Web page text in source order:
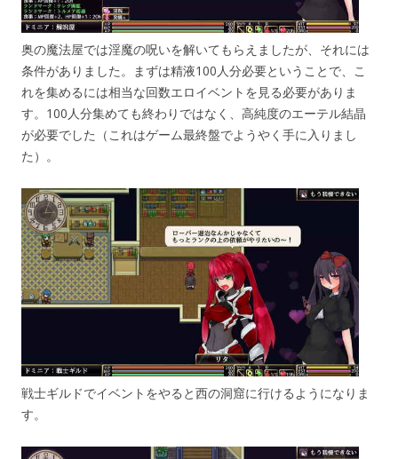
奥の魔法屋では淫魔の呪いを解いてもらえましたが、それには
条件がありました。まずは精液100人分必要ということで、こ
れを集めるには相当な回数エロイベントを見る必要がありま
す。100人分集めても終わりではなく、高純度のエーテル結晶
が必要でした（これはゲーム最終盤でようやく手に入りまし
た）。
戦士ギルドでイベントをやると西の洞窟に行けるようになりま
す。